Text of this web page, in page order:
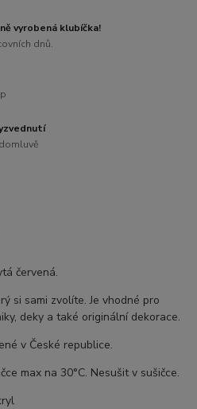
vyrobená klubíčka!
dnů.
červená.
si sami zvolíte. Je vhodné pro
deky a také originální dekorace.
v České republice.
max na 30°C. Nesušit v sušičce.